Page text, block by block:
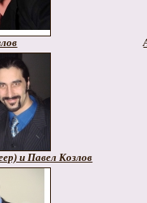
и Павел Козлов